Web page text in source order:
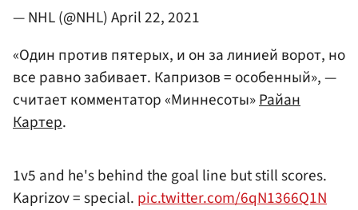
— NHL (@NHL)April 22, 2021
«Один против пятерых, и он за линией ворот, но
все равно забивает. Капризов = особенный», —
считает комментатор «Миннесоты»Райан
Картер.
1v5 and he's behind the goal line but still scores.
Kaprizov = special. pic.twitter.com/6qN1366Q1N